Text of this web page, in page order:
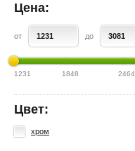
Цена:
от до
1231 1848 2464
Цвет:
хром